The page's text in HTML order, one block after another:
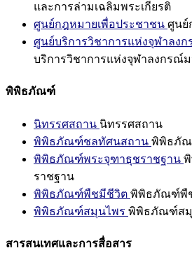
และการล่ามเฉลิมพระเกียรติ
ศูนย์กฎหมายเพื่อประชาชน ศูนย์
ศูนย์บริการวิชาการแห่งจุฬาลง
บริการวิชาการแห่งจุฬาลงกรณ์
พิพิธภัณฑ์
นิทรรศสถาน นิทรรศสถาน
พิพิธภัณฑ์ชลทัศนสถาน พิพิธภั
พิพิธภัณฑ์พระจุฑาธุชราชฐาน
ราชฐาน
พิพิธภัณฑ์พืชมีชีวิต พิพิธภัณฑ์พื
พิพิธภัณฑ์สมุนไพร พิพิธภัณฑ์สมุ
สารสนเทศและการสื่อสาร